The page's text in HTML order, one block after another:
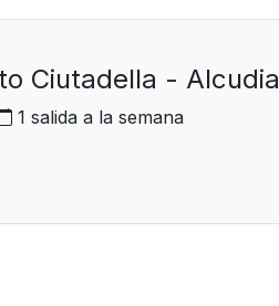
Ciutadella - Alcudia
1 salida a la semana